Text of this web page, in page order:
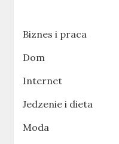
Biznes i praca
Dom
Internet
Jedzenie i dieta
Moda